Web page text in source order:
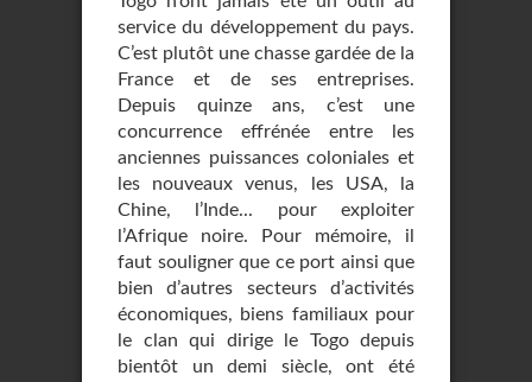
service du développement du pays.
C’est plutôt une chasse gardée de la
France et de ses entreprises.
Depuis quinze ans, c’est une
concurrence effrénée entre les
anciennes puissances coloniales et
les nouveaux venus, les USA, la
Chine, l’Inde... pour exploiter
l’Afrique noire. Pour mémoire, il
faut souligner que ce port ainsi que
bien d’autres secteurs d’activités
économiques, biens familiaux pour
le clan qui dirige le Togo depuis
bientôt un demi siècle, ont été